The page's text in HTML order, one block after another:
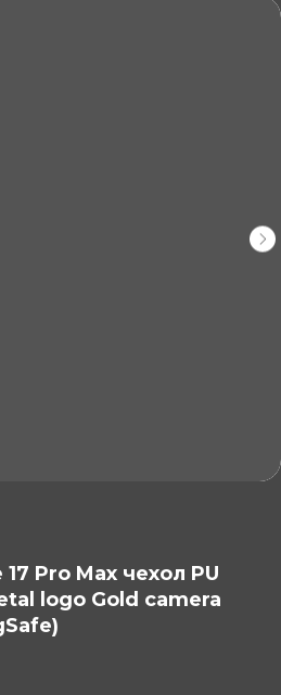
Pro Max чехол PU
logo Gold camera